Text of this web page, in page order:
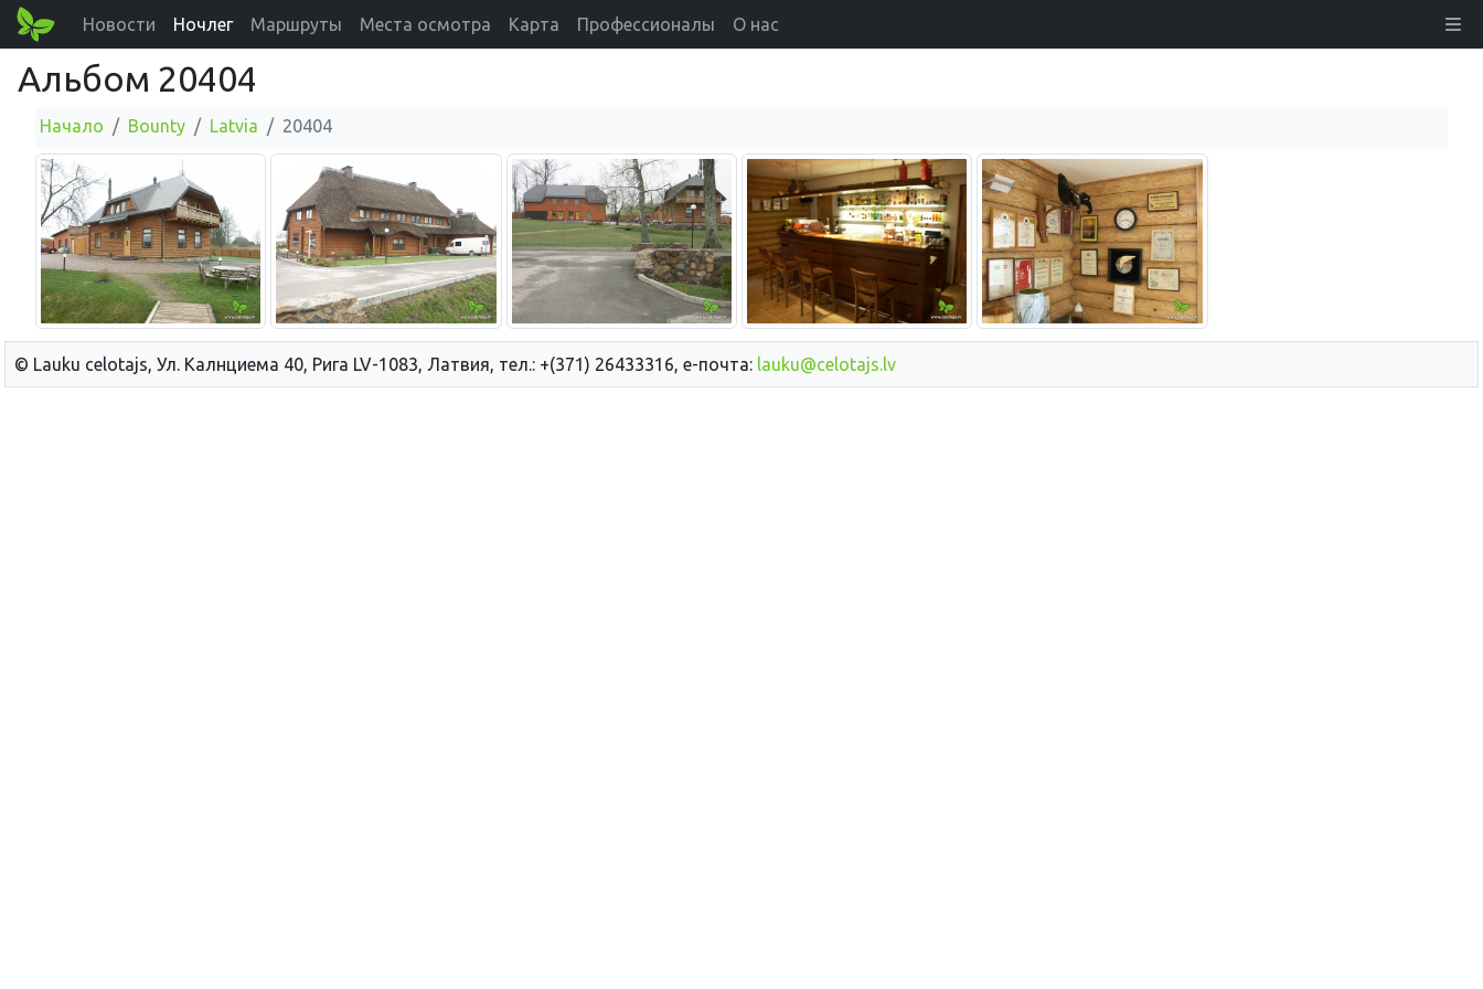
Новости Ночлег Маршруты Места осмотра Карта Профессионалы О нас
Альбом 20404
Начало Bounty Latvia 20404
© Lauku сelotajs, Ул. Калнциема 40, Рига LV-1083, Латвия, тел.: +(371) 26433316, е-почта: lauku@celotajs.lv